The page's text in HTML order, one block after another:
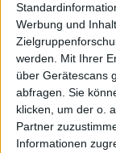
Werbung und
werden. Mit Ihrer
über Gerätescans
abfragen. Sie
klicken, um der o.
Partner
Informationen
Bonusmaterial
allen offiziellen
vor „Under The
jeweils zwei
Warm-Up Show
die Band bei
eingespielt